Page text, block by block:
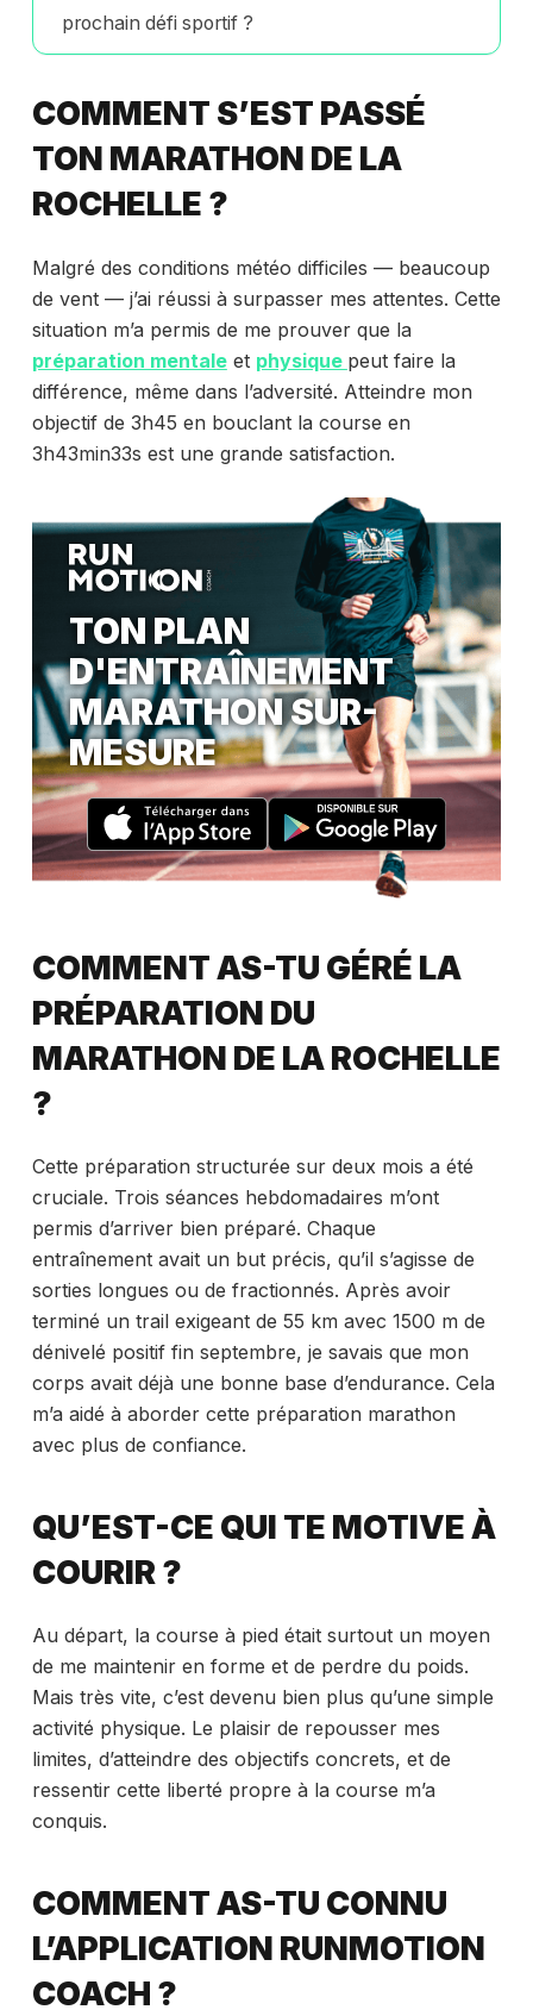
prochain défi sportif ?
COMMENT S’EST PASSÉ
TON MARATHON DE LA
ROCHELLE ?
Malgré des conditions météo difficiles — beaucoup
de vent — j’ai réussi à surpasser mes attentes. Cette
situation m’a permis de me prouver que la
préparation mentaleet physique peut faire la
différence, même dans l’adversité. Atteindre mon
objectif de 3h45 en bouclant la course en
3h43min33s est une grande satisfaction.
TON PLAN
D'ENTRAÎNEMENT
MARATHON SUR-
MESURE
COMMENT AS-TU GÉRÉ LA
PRÉPARATION DU
MARATHON DE LA ROCHELLE
?
Cette préparation structurée sur deux mois a été
cruciale. Trois séances hebdomadaires m’ont
permis d’arriver bien préparé. Chaque
entraînement avait un but précis, qu’il s’agisse de
sorties longues ou de fractionnés. Après avoir
terminé un trail exigeant de 55 km avec 1500 m de
dénivelé positif fin septembre, je savais que mon
corps avait déjà une bonne base d’endurance. Cela
m’a aidé à aborder cette préparation marathon
avec plus de confiance.
QU’EST-CE QUI TE MOTIVE À
COURIR ?
Au départ, la course à pied était surtout un moyen
de me maintenir en forme et de perdre du poids.
Mais très vite, c’est devenu bien plus qu’une simple
activité physique. Le plaisir de repousser mes
limites, d’atteindre des objectifs concrets, et de
ressentir cette liberté propre à la course m’a
conquis.
COMMENT AS-TU CONNU
L’APPLICATION RUNMOTION
COACH ?